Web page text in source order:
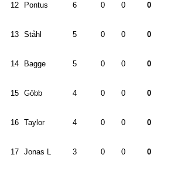
12 Pontus 6 0 0 0
13 Ståhl 5 0 0 0
14 Bagge 5 0 0 0
15 Göbb 4 0 0 0
16 Taylor 4 0 0 0
17 Jonas L 3 0 0 0